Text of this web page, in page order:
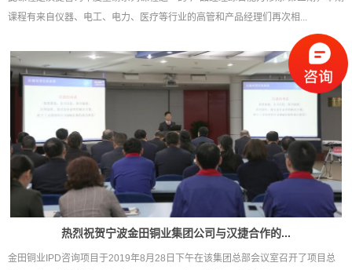
课程有来自仪器、电工、电力、医疗等行业的高管和产品经理们再次相...
热烈祝贺宁波金田铜业集团公司与汉捷合作的...
金田铜业IPD咨询项目于2019年8月28日下午在该集团总部会议室召开了项目总